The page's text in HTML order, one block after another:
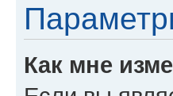
Как мне